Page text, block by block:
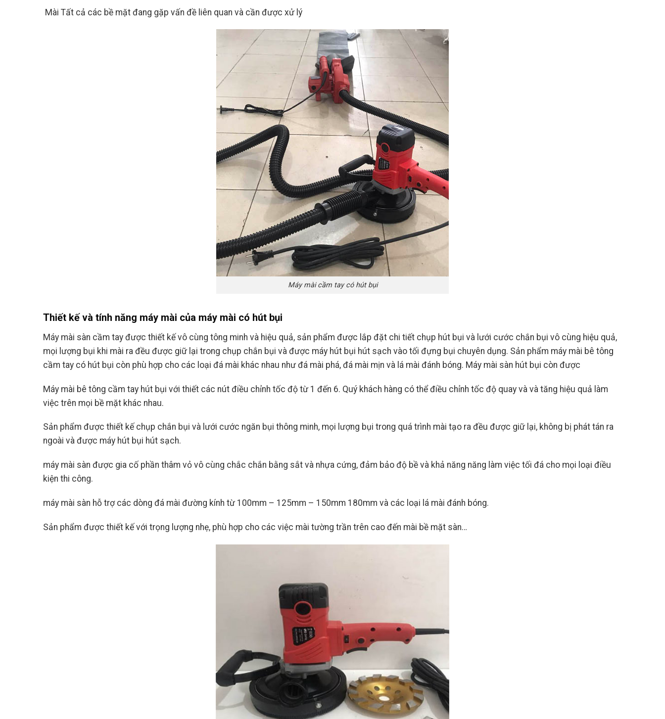
Mài Tất cả các bề mặt đang gặp vấn đề liên quan và cần được xử lý
Máy mài cầm tay có hút bụi
Thiết kế và tính năng máy mài của máy mài có hút bụi
Máy mài sàn cầm tay được thiết kế vô cùng tông minh và hiệu quả, sản phẩm được lắp đặt chi tiết chụp hút bụi và lưới cước chắn bụi vô cùng hiệu quả,
mọi lượng bụi khi mài ra đều được giữ lại trong chụp chắn bụi và được máy hút bụi hút sạch vào tối đựng bụi chuyên dụng. Sản phẩm máy mài bê tông
cầm tay có hút bụi còn phù hợp cho các loại đá mài khác nhau như đá mài phá, đá mài mịn và lá mài đánh bóng. Máy mài sàn hút bụi còn được
Máy mài bê tông cầm tay hút bụi với thiết các nút điều chỉnh tốc độ từ 1 đến 6. Quý khách hàng có thể điều chỉnh tốc độ quay và và tăng hiệu quả làm
việc trên mọi bề mặt khác nhau.
Sản phẩm được thiết kế chụp chắn bụi và lưới cước ngăn bụi thông minh, mọi lượng bụi trong quá trình mài tạo ra đều được giữ lại, không bị phát tán ra
ngoài và được máy hút bụi hút sạch.
máy mài sàn được gia cố phần thâm vỏ vô cùng chắc chắn bằng sắt và nhựa cứng, đảm bảo độ bề và khả năng năng làm việc tối đá cho mọi loại điều
kiện thi công.
máy mài sàn hỗ trợ các dòng đá mài đường kính từ 100mm – 125mm – 150mm 180mm và các loại lá mài đánh bóng.
Sản phẩm được thiết kế với trọng lượng nhẹ, phù hợp cho các việc mài tường trần trên cao đến mài bề mặt sàn…